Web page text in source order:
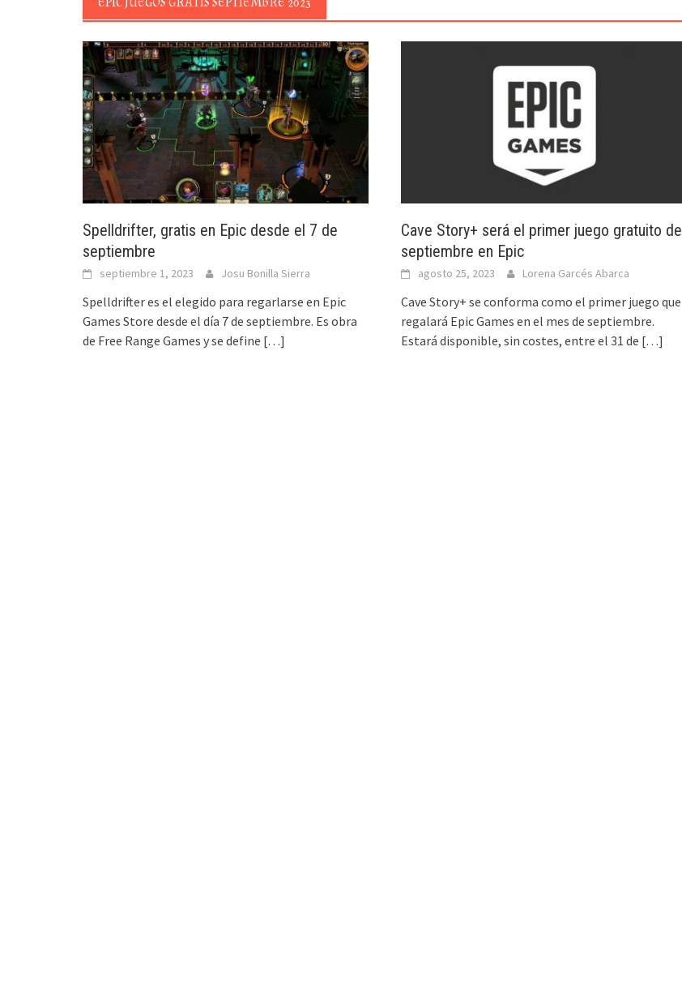
Spelldrifter, gratis en Epic desde el 7 de
septiembre
septiembre 1, 2023 Josu Bonilla Sierra
Spelldrifter es el elegido para regarlarse en Epic
Games Store desde el día 7 de septiembre. Es obra
de Free Range Games y se define […]
Cave Story+ será el primer juego gratuito de
septiembre en Epic
agosto 25, 2023 Lorena Garcés Abarca
Cave Story+ se conforma como el primer juego que
regalará Epic Games en el mes de septiembre.
Estará disponible, sin costes, entre el 31 de […]